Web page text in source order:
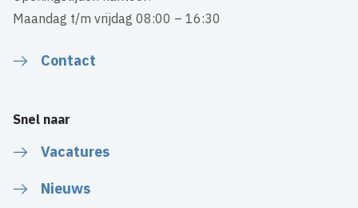
Maandag t/m vrijdag 08:00 – 16:30
Contact
Snel naar
Vacatures
Nieuws